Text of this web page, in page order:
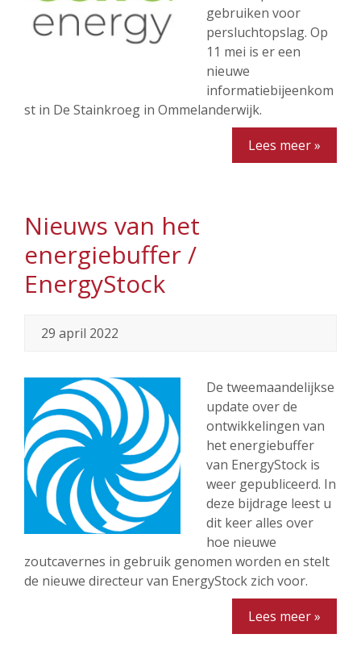
gebruiken voor
persluchtopslag. Op
11 mei is er een
nieuwe
informatiebijeenkom
st in De Stainkroeg in Ommelanderwijk.
Lees meer »
Nieuws van het
energiebuffer /
EnergyStock
29 april 2022
De tweemaandelijkse
update over de
ontwikkelingen van
het energiebuffer
van EnergyStock is
weer gepubliceerd. In
deze bijdrage leest u
dit keer alles over
hoe nieuwe
zoutcavernes in gebruik genomen worden en stelt
de nieuwe directeur van EnergyStock zich voor.
Lees meer »